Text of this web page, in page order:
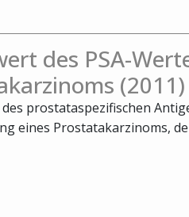
des PSA-
(2011)
prostataspezifischen
eines Prostatakarzinoms,